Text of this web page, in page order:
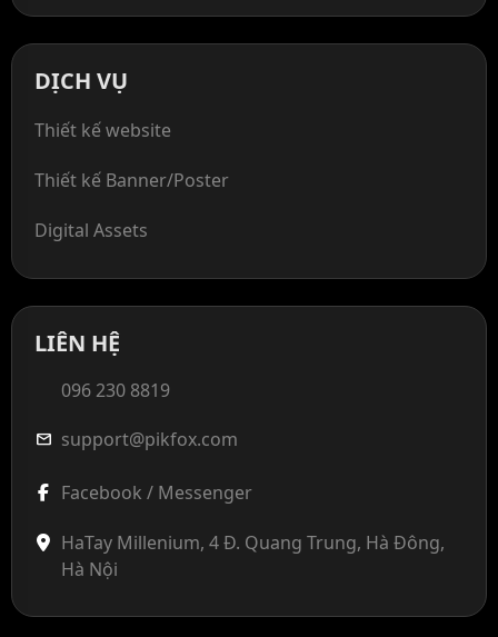
DỊCH VỤ
Thiết kế website
Thiết kế Banner/Poster
Digital Assets
LIÊN HỆ
096 230 8819
mail support@pikfox.com
Facebook / Messenger
HaTay Millenium, 4 Đ. Quang Trung, Hà Đông,
Hà Nội